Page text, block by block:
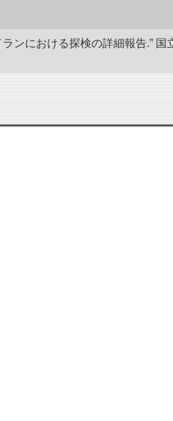
ンにおける探検の詳細報告.”